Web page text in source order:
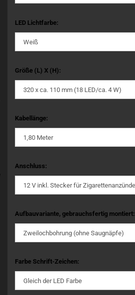
LED Lichtfarbe:
Größe (L) X (H):
Kabellänge:
Anschluss:
Aufbauvariante, gebrauchsfertig montiert:
Farbe Schrift-Zeichen: